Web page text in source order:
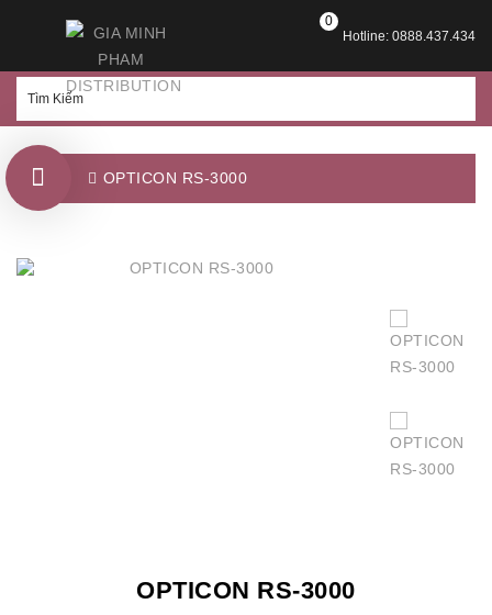
Hotline: 0888.437.434
0
OPTICON RS-3000
OPTICON RS-3000